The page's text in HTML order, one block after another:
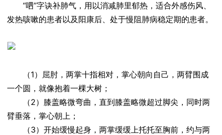
“呬”字诀补肺气，用以消减肺里郁热，适合外感伤风、
发热咳嗽的患者以及阳康后、处于慢阻肺病稳定期的患者。
（1）屈肘，两掌十指相对，掌心朝向自己，两臂围成
一个圆，就像抱着一棵大树；
（2）膝盖略微弯曲，直到膝盖略微超过脚尖，同时两
臂垂落，掌心朝上；
（3）开始缓慢起身，两掌缓缓上托托至胸前，约与两